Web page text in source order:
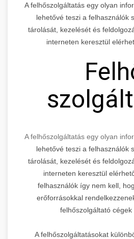
A felhőszolgáltatás egy olyan
lehetővé teszi a felhasználók
tárolását, kezelését és
interneten keresztül
A felhőszolgáltatás egy olyan
lehetővé teszi a felhasználók
tárolását, kezelését és
interneten keresztül
felhasználók így nem kell,
erőforrásokkal
felhőszolgáltató cégek
A felhőszolgáltatásokat